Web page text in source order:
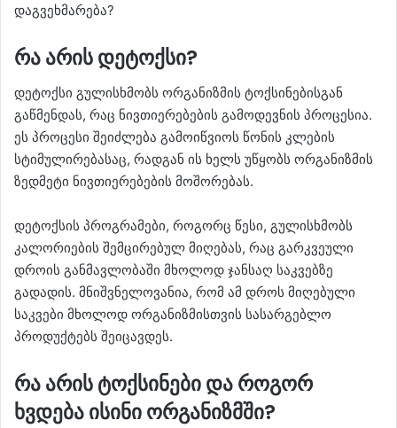
დაგვეხმარება?
რა არის დეტოქსი?
დეტოქსი გულისხმობს ორგანიზმის ტოქსინებისგან
გაწმენდას, რაც ნივთიერებების გამოდევნის პროცესია.
ეს პროცესი შეიძლება გამოიწვიოს წონის კლების
სტიმულირებასაც, რადგან ის ხელს უწყობს ორგანიზმის
ზედმეტი ნივთიერებების მოშორებას.
დეტოქსის პროგრამები, როგორც წესი, გულისხმობს
კალორიების შემცირებულ მიღებას, რაც გარკვეული
დროის განმავლობაში მხოლოდ ჯანსაღ საკვებზე
გადადის. მნიშვნელოვანია, რომ ამ დროს მიღებული
საკვები მხოლოდ ორგანიზმისთვის სასარგებლო
პროდუქტებს შეიცავდეს.
რა არის ტოქსინები და როგორ
ხვდება ისინი ორგანიზმში?